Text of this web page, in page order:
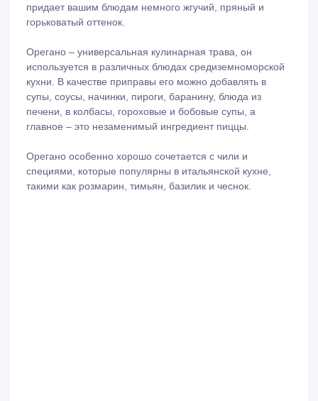
придает вашим блюдам немного жгучий, пряный и
горьковатый оттенок.
Орегано – универсальная кулинарная трава, он
используется в различных блюдах средиземноморской
кухни. В качестве приправы его можно добавлять в
супы, соусы, начинки, пироги, баранину, блюда из
печени, в колбасы, гороховые и бобовые супы, а
главное – это незаменимый ингредиент пиццы.
Орегано особенно хорошо сочетается с чили и
специями, которые популярны в итальянской кухне,
такими как розмарин, тимьян, базилик и чеснок.